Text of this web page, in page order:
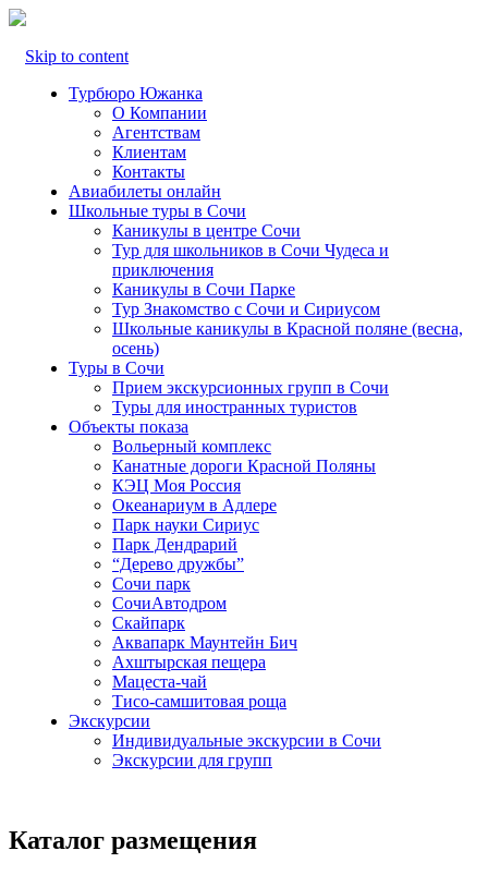
Skip to content
Турбюро Южанка
О Компании
Агентствам
Клиентам
Контакты
Авиабилеты онлайн
Школьные туры в Сочи
Каникулы в центре Сочи
Тур для школьников в Сочи Чудеса и
приключения
Каникулы в Сочи Парке
Тур Знакомство с Сочи и Сириусом
Школьные каникулы в Красной поляне (весна,
осень)
Туры в Сочи
Прием экскурсионных групп в Сочи
Туры для иностранных туристов
Объекты показа
Вольерный комплекс
Канатные дороги Красной Поляны
КЭЦ Моя Россия
Океанариум в Адлере
Парк науки Сириус
Парк Дендрарий
“Дерево дружбы”
Сочи парк
СочиАвтодром
Скайпарк
Аквапарк Маунтейн Бич
Ахштырская пещера
Мацеста-чай
Тисо-самшитовая роща
Экскурсии
Индивидуальные экскурсии в Сочи
Экскурсии для групп
Каталог размещения